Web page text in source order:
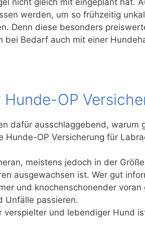
nicht gleich mit eingeplant hat.
werden, um so frühzeitig
Denn diese besonders
bei Bedarf auch mit einer
OP
dafür ausschlaggebend, warum
OP Versicherung für
meistens jedoch in der
ausgewachsen ist. Wer gut
und knochenschonender
Unfälle passieren.
und lebendiger Hund